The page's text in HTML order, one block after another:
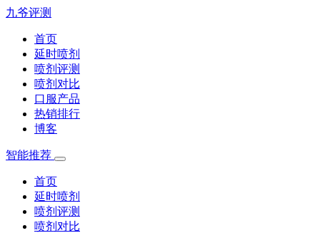
九爷评测
首页
延时喷剂
喷剂评测
喷剂对比
口服产品
热销排行
博客
智能推荐
首页
延时喷剂
喷剂评测
喷剂对比